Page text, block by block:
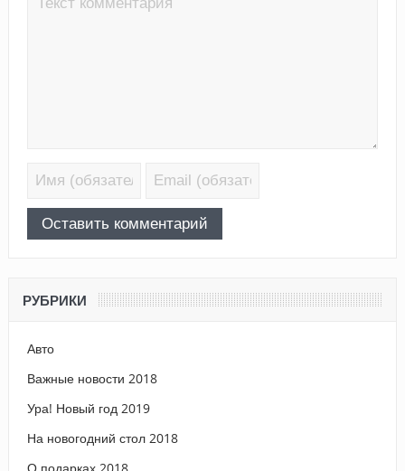
РУБРИКИ
Авто
Важные новости 2018
Ура! Новый год 2019
На новогодний стол 2018